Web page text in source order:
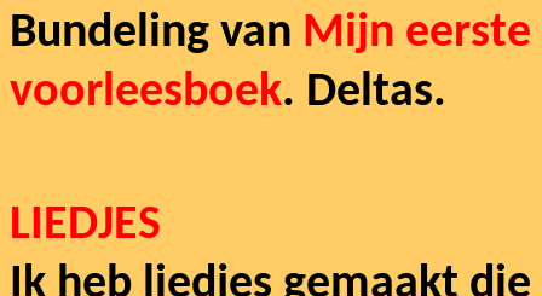
Bundeling van Mijn
voorleesboek. Deltas.
LIEDJES
Ik heb liedjes gemaakt die